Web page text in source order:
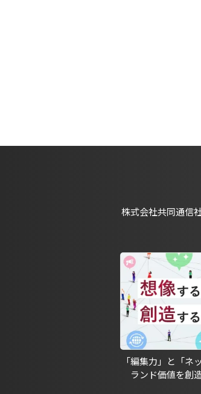
株式会社共同通信
「編集力」と「ネ
ランド価値を創